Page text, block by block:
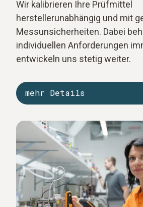
Wir kalibrieren Ihre Prüfmittel
herstellerunabhängig und mit
Messunsicherheiten. Dabei
individuellen Anforderungen
entwickeln uns stetig weiter.
mehr Details